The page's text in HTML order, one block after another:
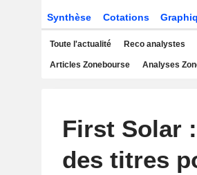
Synthèse Cotations
Toute l'actualité Reco analystes
Articles Zonebourse Analyses
First Solar
des titres